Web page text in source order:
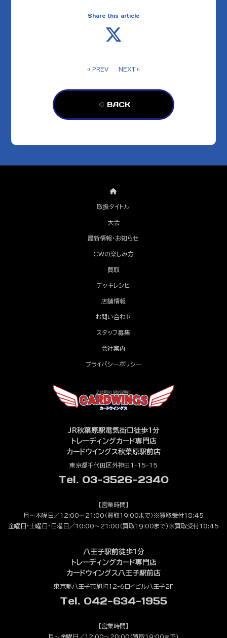
Share this article
◁ PREV NEXT ▷
◁ BACK
取扱タイトル
大会
最新情報・お知らせ
CWの楽しみ方
買取
デッキレシピ
店舗情報
お問い合わせ
スタッフ募集
会社案内
プライバシーポリシー
JR秋葉原駅電気街口徒歩1分
トレーディングカード専門店
カードウイングス秋葉原駅前店
東京都千代田区外神田1-15-15
Tel. 03-3526-2340
【営業時間】
月～木曜日／12:00～21:00（買取19:00まで）※買取受付18:45
金曜日・土曜日・日曜日／10:00～21:00（買取19:00まで）※買取受付18:45
八王子駅前徒歩1分
トレーディングカード専門店
カードウイングス八王子駅前店
東京都八王子市旭町12-6ロイビル八王子2F
Tel. 042-634-1955
【営業時間】
月～金曜日／12:00～20:00（買取19:00まで）